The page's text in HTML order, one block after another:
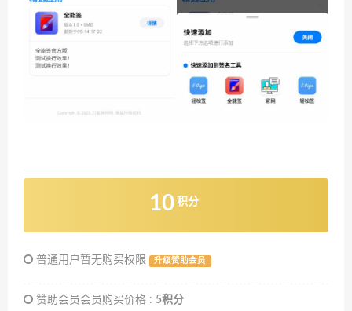
10 积分
普通用户暂无购买权限 升级赞助会员
赞助会员会员购买价格 : 5积分